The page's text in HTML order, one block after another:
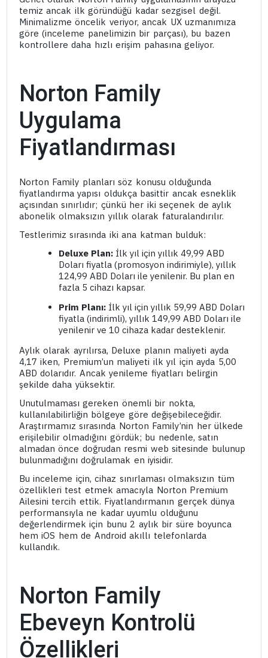
temiz ancak ilk göründüğü kadar sezgisel değil.
Minimalizme öncelik veriyor, ancak UX uzmanımıza
göre (inceleme panelimizin bir parçası), bu bazen
kontrollere daha hızlı erişim pahasına geliyor.
Norton Family
Uygulama
Fiyatlandırması
Norton Family planları söz konusu olduğunda
fiyatlandırma yapısı oldukça basittir ancak esneklik
açısından sınırlıdır; çünkü her iki seçenek de aylık
abonelik olmaksızın yıllık olarak faturalandırılır.
Testlerimiz sırasında iki ana katman bulduk:
Deluxe Plan: İlk yıl için yıllık 49,99 ABD
Doları fiyatla (promosyon indirimiyle), yıllık
124,99 ABD Doları ile yenilenir. Bu plan en
fazla 5 cihazı kapsar.
Prim Planı: İlk yıl için yıllık 59,99 ABD Doları
fiyatla (indirimli), yıllık 149,99 ABD Doları ile
yenilenir ve 10 cihaza kadar desteklenir.
Aylık olarak ayrılırsa, Deluxe planın maliyeti ayda
4,17 iken, Premium’un maliyeti ilk yıl için ayda 5,00
ABD dolarıdır. Ancak yenileme fiyatları belirgin
şekilde daha yüksektir.
Unutulmaması gereken önemli bir nokta,
kullanılabilirliğin bölgeye göre değişebileceğidir.
Araştırmamız sırasında Norton Family’nin her ülkede
erişilebilir olmadığını gördük; bu nedenle, satın
almadan önce doğrudan resmi web sitesinde bulunup
bulunmadığını doğrulamak en iyisidir.
Bu inceleme için, cihaz sınırlaması olmaksızın tüm
özellikleri test etmek amacıyla Norton Premium
Ailesini tercih ettik. Fiyatlandırmanın gerçek dünya
performansıyla ne kadar uyumlu olduğunu
değerlendirmek için bunu 2 aylık bir süre boyunca
hem iOS hem de Android akıllı telefonlarda
kullandık.
Norton Family
Ebeveyn Kontrolü
Özellikleri